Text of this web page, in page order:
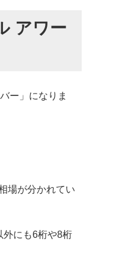
アワー
ー」になりま
場が分かれてい
外にも6桁や8桁